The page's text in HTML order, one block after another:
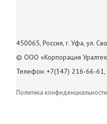
450065, Россия, г. Уфа, ул.
© ООО «Корпорация
Телефон: +7(347) 216-66-
Политика конфиденциальности